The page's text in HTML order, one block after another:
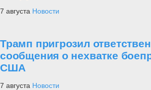
7 августа Новости
Трамп пригрозил
сообщения о нехватке
США
7 августа Новости